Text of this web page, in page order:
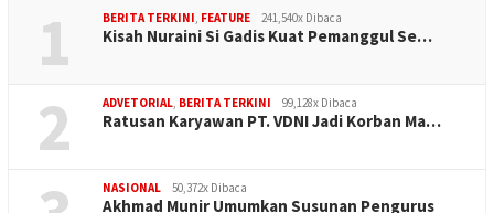
1 BERITA TERKINI FEATURE 241,540x Dibaca
Kisah Nuraini Si Gadis Kuat Pemanggul Se…
2 ADVETORIAL BERITA TERKINI 99,128x Dibaca
Ratusan Karyawan PT. VDNI Jadi Korban Ma…
NASIONAL 50,372x Dibaca
Akhmad Munir Umumkan Susunan Pengurus